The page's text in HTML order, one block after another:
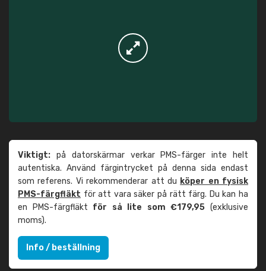
Viktigt: på datorskärmar verkar PMS-färger inte helt
autentiska. Använd färgintrycket på denna sida endast
som referens. Vi rekommenderar att du köper en fysisk
PMS-färgfläkt för att vara säker på rätt färg. Du kan ha
en PMS-färgfläkt för så lite som €179,95 (exklusive
moms).
Info / beställning